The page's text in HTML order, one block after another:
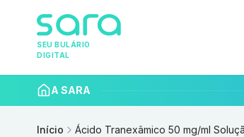
SEU BULÁRIO
DIGITAL
A SARA
Início Ácido Tranexâmico 50 mg/ml